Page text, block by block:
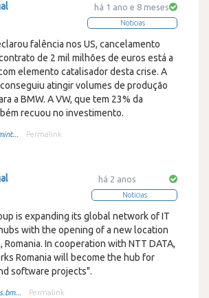
há 1 ano e 8 meses
Noticias
falência nos US, cancelamento
de 2 mil milhões de euros está a
elemento catalisador desta crise. A
atingir volumes de produção
a BMW. A VW, que tem 23% da
recuou no investimento.
Permalink
há 2 anos
Noticias
is expanding its global network of IT
with the opening of a new location
Romania. In cooperation with NTT DATA,
Romania will become the hub for
software projects".
Permalink